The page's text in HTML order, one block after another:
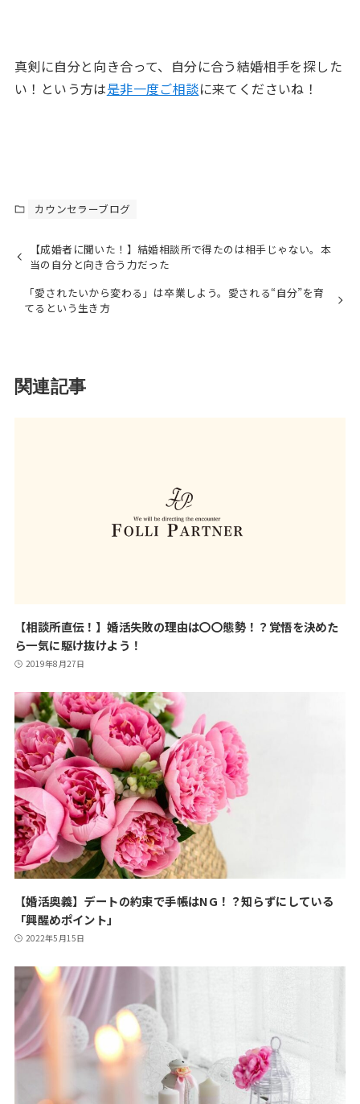
真剣に自分と向き合って、自分に合う結婚相手を探した
い！という方は是非一度ご相談に来てくださいね！
カウンセラーブログ
【成婚者に聞いた！】結婚相談所で得たのは相手じゃない。本
当の自分と向き合う力だった
「愛されたいから変わる」は卒業しよう。愛される“自分”を育
てるという生き方
関連記事
【相談所直伝！】婚活失敗の理由は〇〇態勢！？覚悟を決めた
ら一気に駆け抜けよう！
2019年8月27日
【婚活奥義】デートの約束で手帳はNG！？知らずにしている
「興醒めポイント」
2022年5月15日